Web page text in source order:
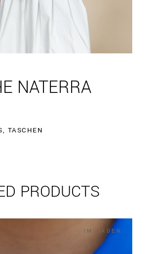
NATERRA
, TASCHEN
PRODUCTS